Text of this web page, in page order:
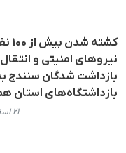
کشته
نیروهای امنیتی و
بازداشت شدگان سنندج
بازداشتگاه‌های استان
۲۱ اسفند ۱۴۰۴، ۲۱:۴۵